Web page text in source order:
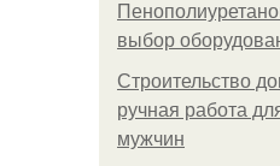
выбор
Строительство
ручная работа
мужчин